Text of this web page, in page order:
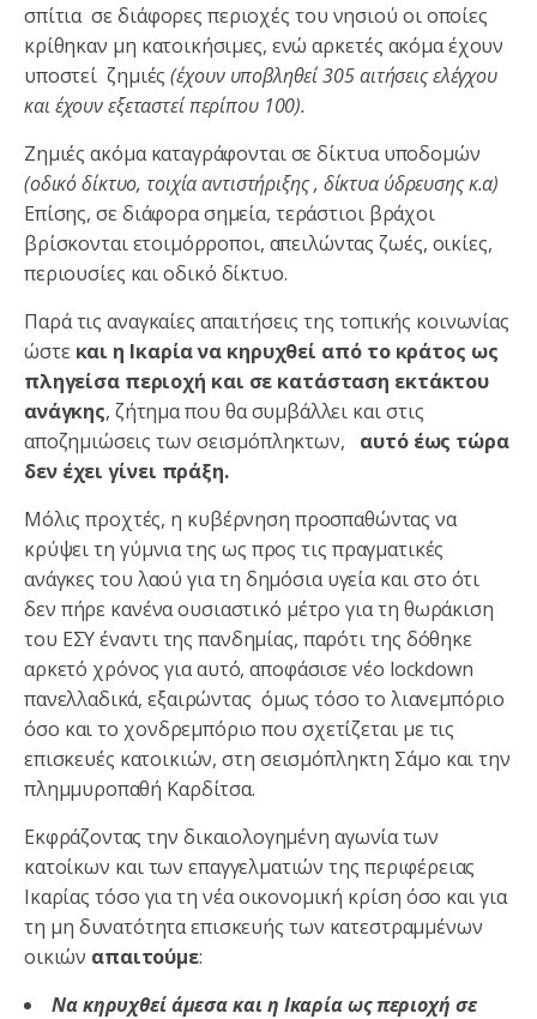
σπίτια σε διάφορες περιοχές του νησιού οι οποίες
κρίθηκαν μη κατοικήσιμες, ενώ αρκετές ακόμα έχουν
υποστεί ζημιές(έχουν υποβληθεί 305 αιτήσεις ελέγχου
και έχουν εξεταστεί περίπου 100).
Ζημιές ακόμα καταγράφονται σε δίκτυα υποδομών
(οδικό δίκτυο, τοιχία αντιστήριξης , δίκτυα ύδρευσης κ.α)
Επίσης, σε διάφορα σημεία, τεράστιοι βράχοι
βρίσκονται ετοιμόρροποι, απειλώντας ζωές, οικίες,
περιουσίες και οδικό δίκτυο.
Παρά τις αναγκαίες απαιτήσεις της τοπικής κοινωνίας
ώστε και η Ικαρία να κηρυχθεί από το κράτος ως
πληγείσα περιοχή και σε κατάσταση εκτάκτου
ανάγκης, ζήτημα που θα συμβάλλει και στις
αποζημιώσεις των σεισμόπληκτων, αυτό έως τώρα
δεν έχει γίνει πράξη.
Μόλις προχτές, η κυβέρνηση προσπαθώντας να
κρύψει τη γύμνια της ως προς τις πραγματικές
ανάγκες του λαού για τη δημόσια υγεία και στο ότι
δεν πήρε κανένα ουσιαστικό μέτρο για τη θωράκιση
του ΕΣΥ έναντι της πανδημίας, παρότι της δόθηκε
αρκετό χρόνος για αυτό, αποφάσισε νέο lockdown
πανελλαδικά, εξαιρώντας όμως τόσο το λιανεμπόριο
όσο και το χονδρεμπόριο που σχετίζεται με τις
επισκευές κατοικιών, στη σεισμόπληκτη Σάμο και την
πλημμυροπαθή Καρδίτσα.
Εκφράζοντας την δικαιολογημένη αγωνία των
κατοίκων και των επαγγελματιών της περιφέρειας
Ικαρίας τόσο για τη νέα οικονομική κρίση όσο και για
τη μη δυνατότητα επισκευής των κατεστραμμένων
οικιών απαιτούμε:
Να κηρυχθεί άμεσα και η Ικαρία ως περιοχή σε